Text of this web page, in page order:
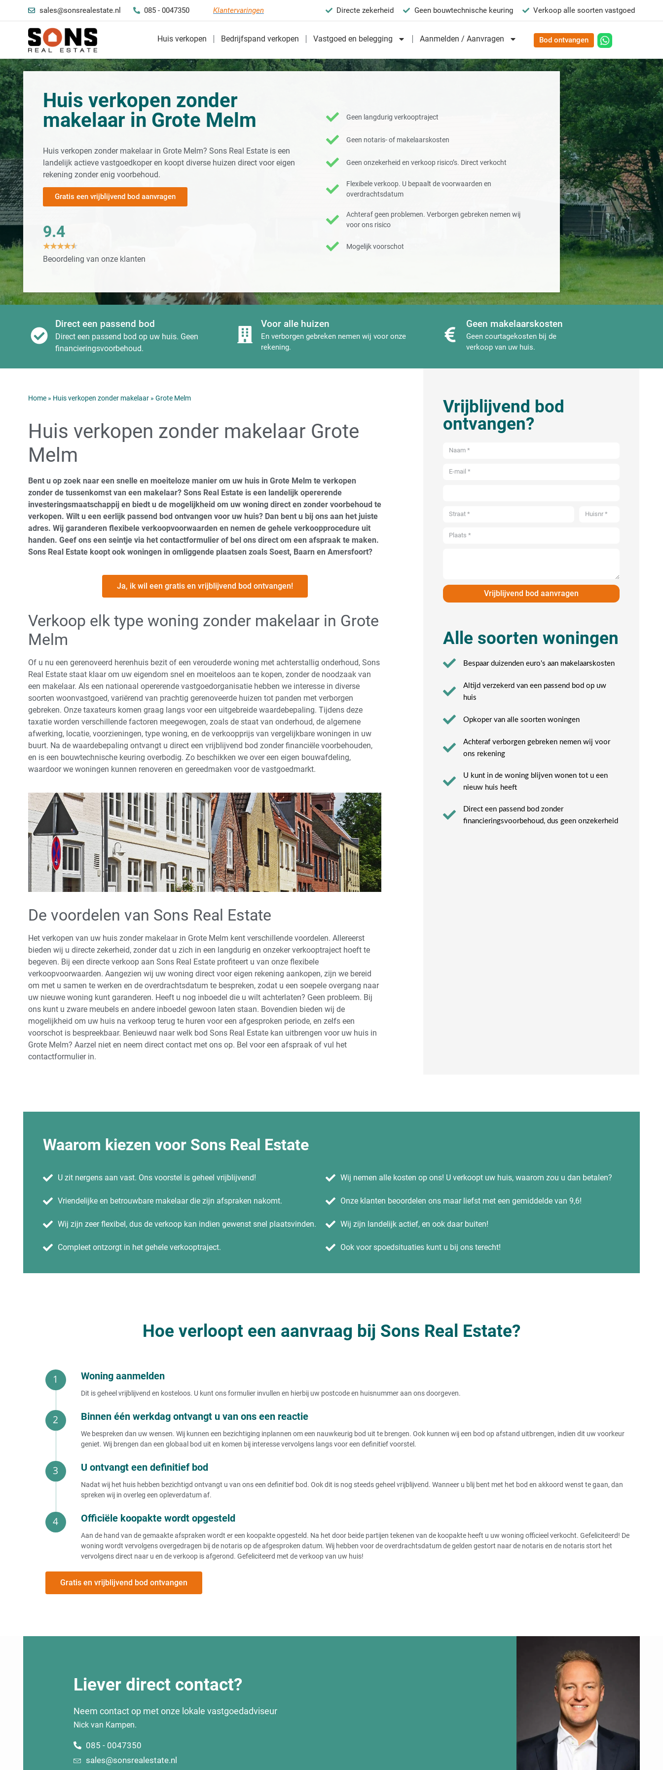
sales@sonsrealestate.nl 085 - 0047350 Klantervaringen Directe zekerheid Geen bouwtechnische keuring Verkoop alle soorten vastgoed
Huis verkopen Bedrijfspand verkopen Vastgoed en belegging Aanmelden / Aanvragen Bod ontvangen
Huis verkopen zonder
makelaar in Grote Melm
Huis verkopen zonder makelaar in Grote Melm? Sons Real Estate is een
landelijk actieve vastgoedkoper en koopt diverse huizen direct voor eigen
rekening zonder enig voorbehoud.
Gratis een vrijblijvend bod aanvragen
9.4
★★★★★
Beoordeling van onze klanten
Geen langdurig verkooptraject
Geen notaris- of makelaarskosten
Geen onzekerheid en verkoop risico’s. Direct verkocht
Flexibele verkoop. U bepaalt de voorwaarden en
overdrachtsdatum
Achteraf geen problemen. Verborgen gebreken nemen wij
voor ons risico
Mogelijk voorschot
Direct een passend bod
Direct een passend bod op uw huis. Geen
financieringsvoorbehoud.
Voor alle huizen
En verborgen gebreken nemen wij voor onze
rekening.
Geen makelaarskosten
Geen courtagekosten bij de
verkoop van uw huis.
Home » Huis verkopen zonder makelaar » Grote Melm
Huis verkopen zonder makelaar Grote
Melm
Bent u op zoek naar een snelle en moeiteloze manier om uw huis in Grote Melm te verkopen
zonder de tussenkomst van een makelaar? Sons Real Estate is een landelijk opererende
investeringsmaatschappij en biedt u de mogelijkheid om uw woning direct en zonder voorbehoud te
verkopen. Wilt u een eerlijk passend bod ontvangen voor uw huis? Dan bent u bij ons aan het juiste
adres. Wij garanderen flexibele verkoopvoorwaarden en nemen de gehele verkoopprocedure uit
handen. Geef ons een seintje via het contactformulier of bel ons direct om een afspraak te maken.
Sons Real Estate koopt ook woningen in omliggende plaatsen zoals Soest, Baarn en Amersfoort?
Ja, ik wil een gratis en vrijblijvend bod ontvangen!
Verkoop elk type woning zonder makelaar in Grote
Melm
Of u nu een gerenoveerd herenhuis bezit of een verouderde woning met achterstallig onderhoud, Sons
Real Estate staat klaar om uw eigendom snel en moeiteloos aan te kopen, zonder de noodzaak van
een makelaar. Als een nationaal opererende vastgoedorganisatie hebben we interesse in diverse
soorten woonvastgoed, variërend van prachtig gerenoveerde huizen tot panden met verborgen
gebreken. Onze taxateurs komen graag langs voor een uitgebreide waardebepaling. Tijdens deze
taxatie worden verschillende factoren meegewogen, zoals de staat van onderhoud, de algemene
afwerking, locatie, voorzieningen, type woning, en de verkoopprijs van vergelijkbare woningen in uw
buurt. Na de waardebepaling ontvangt u direct een vrijblijvend bod zonder financiële voorbehouden,
en is een bouwtechnische keuring overbodig. Zo beschikken we over een eigen bouwafdeling,
waardoor we woningen kunnen renoveren en gereedmaken voor de vastgoedmarkt.
De voordelen van Sons Real Estate
Het verkopen van uw huis zonder makelaar in Grote Melm kent verschillende voordelen. Allereerst
bieden wij u directe zekerheid, zonder dat u zich in een langdurig en onzeker verkooptraject hoeft te
begeven. Bij een directe verkoop aan Sons Real Estate profiteert u van onze flexibele
verkoopvoorwaarden. Aangezien wij uw woning direct voor eigen rekening aankopen, zijn we bereid
om met u samen te werken en de overdrachtsdatum te bespreken, zodat u een soepele overgang naar
uw nieuwe woning kunt garanderen. Heeft u nog inboedel die u wilt achterlaten? Geen probleem. Bij
ons kunt u zware meubels en andere inboedel gewoon laten staan. Bovendien bieden wij de
mogelijkheid om uw huis na verkoop terug te huren voor een afgesproken periode, en zelfs een
voorschot is bespreekbaar. Benieuwd naar welk bod Sons Real Estate kan uitbrengen voor uw huis in
Grote Melm? Aarzel niet en neem direct contact met ons op. Bel voor een afspraak of vul het
contactformulier in.
Vrijblijvend bod
ontvangen?
Vrijblijvend bod aanvragen
Alle soorten woningen
Bespaar duizenden euro's aan makelaarskosten
Altijd verzekerd van een passend bod op uw
huis
Opkoper van alle soorten woningen
Achteraf verborgen gebreken nemen wij voor
ons rekening​
U kunt in de woning blijven wonen tot u een
nieuw huis heeft​
Direct een passend bod zonder
financieringsvoorbehoud, dus geen onzekerheid​
Waarom kiezen voor Sons Real Estate
U zit nergens aan vast. Ons voorstel is geheel vrijblijvend!
Vriendelijke en betrouwbare makelaar die zijn afspraken nakomt.
Wij zijn zeer flexibel, dus de verkoop kan indien gewenst snel plaatsvinden.
Compleet ontzorgt in het gehele verkooptraject.
Wij nemen alle kosten op ons! U verkoopt uw huis, waarom zou u dan betalen?
Onze klanten beoordelen ons maar liefst met een gemiddelde van 9,6!
Wij zijn landelijk actief, en ook daar buiten!
Ook voor spoedsituaties kunt u bij ons terecht!
Hoe verloopt een aanvraag bij Sons Real Estate?
Woning aanmelden
Dit is geheel vrijblijvend en kosteloos. U kunt ons formulier invullen en hierbij uw postcode en huisnummer aan ons doorgeven.
Binnen één werkdag ontvangt u van ons een reactie
We bespreken dan uw wensen. Wij kunnen een bezichtiging inplannen om een nauwkeurig bod uit te brengen. Ook kunnen wij een bod op afstand uitbrengen, indien dit uw voorkeur
geniet. Wij brengen dan een globaal bod uit en komen bij interesse vervolgens langs voor een definitief voorstel.
U ontvangt een definitief bod
Nadat wij het huis hebben bezichtigd ontvangt u van ons een definitief bod. Ook dit is nog steeds geheel vrijblijvend. Wanneer u blij bent met het bod en akkoord wenst te gaan, dan
spreken wij in overleg een opleverdatum af.
Officiële koopakte wordt opgesteld
Aan de hand van de gemaakte afspraken wordt er een koopakte opgesteld. Na het door beide partijen tekenen van de koopakte heeft u uw woning officieel verkocht. Gefeliciteerd! De
woning wordt vervolgens overgedragen bij de notaris op de afgesproken datum. Wij hebben voor de overdrachtsdatum de gelden gestort naar de notaris en de notaris stort het
vervolgens direct naar u en de verkoop is afgerond. Gefeliciteerd met de verkoop van uw huis!
Gratis en vrijblijvend bod ontvangen
Liever direct contact?
Neem contact op met onze lokale vastgoedadviseur
Nick van Kampen.
085 - 0047350
sales@sonsrealestate.nl